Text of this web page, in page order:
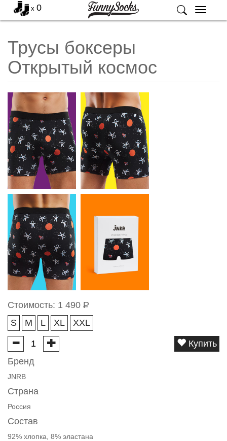
Меню
x 0
Трусы боксеры
Открытый космос
Стоимость: 1 490 Р
S
M L XL XXL
Купить
Бренд
JNRB
Страна
Россия
Состав
92% хлопка, 8% эластана